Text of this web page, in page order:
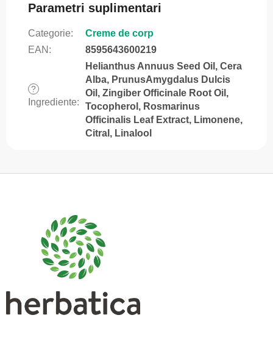
Parametri suplimentari
Categorie:
Creme de corp
EAN : 8595643600219
?
Ingrediente:
Helianthus Annuus Seed Oil, Cera
Alba, PrunusAmygdalus Dulcis
Oil, Zingiber Officinale Root Oil,
Tocopherol, Rosmarinus
Officinalis Leaf Extract, Limonene,
Citral, Linalool